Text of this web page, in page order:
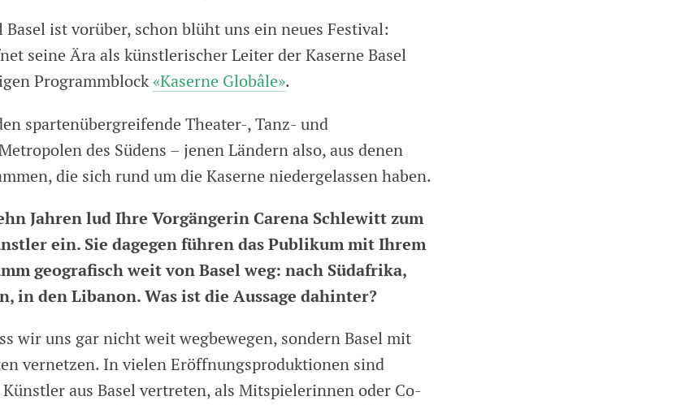
ist vorüber, schon blüht uns ein neues Festival:
seine Ära als künstlerischer Leiter der Kaserne Basel
Programmblock«Kaserne Globâle».
spartenübergreifende Theater-, Tanz- und
des Südens – jenen Ländern also, aus denen
die sich rund um die Kaserne niedergelassen haben.
Jahren lud Ihre Vorgängerin Carena Schlewitt zum
ein. Sie dagegenführen das Publikum mit Ihrem
geografisch weit von Basel weg: nach Südafrika,
in den Libanon. Was ist die Aussage dahinter?
wir uns gar nicht weit wegbewegen, sondern Basel mit
vernetzen. In vielen Eröffnungsproduktionen sind
aus Basel vertreten, als Mitspielerinnen oder Co-